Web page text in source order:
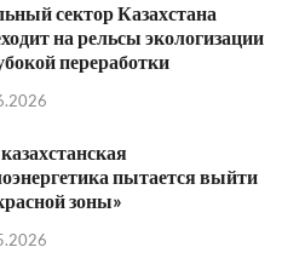
сектор Казахстана
на рельсы экологизации
переработки
пытается выйти
зоны»